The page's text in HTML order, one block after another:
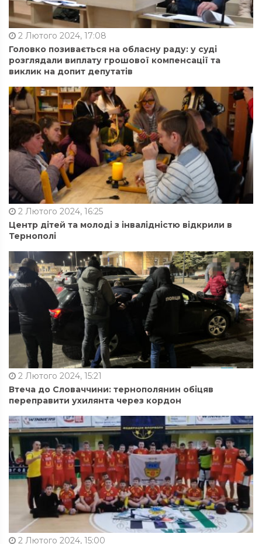
2 Лютого 2024, 17:08
Головко позивається на обласну раду: у суді
розглядали виплату грошової компенсації та
виклик на допит депутатів
2 Лютого 2024, 16:25
Центр дітей та молоді з інвалідністю відкрили в
Тернополі
2 Лютого 2024, 15:21
Втеча до Словаччини: тернополянин обіцяв
переправити ухилянта через кордон
2 Лютого 2024, 15:00